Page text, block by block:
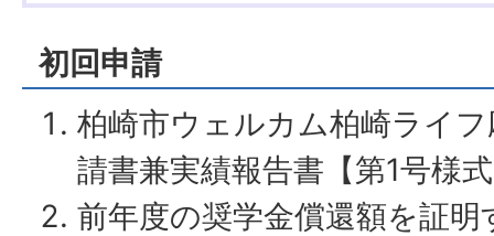
初回申請
柏崎市ウェルカム柏崎ライ
請書兼実績報告書【第1号様
前年度の奨学金償還額を証